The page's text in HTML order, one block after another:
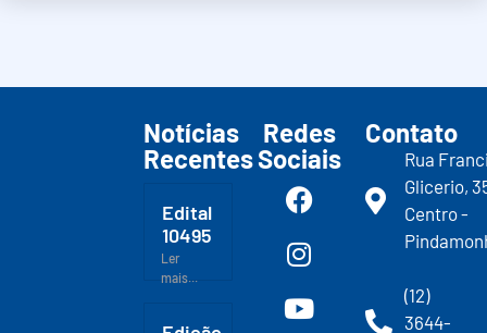
Notícias
Recentes
Edital
10495
Ler
mais...
Redes
Sociais
Contato
Rua
Glicerio,
Centro -
(12)
3644-